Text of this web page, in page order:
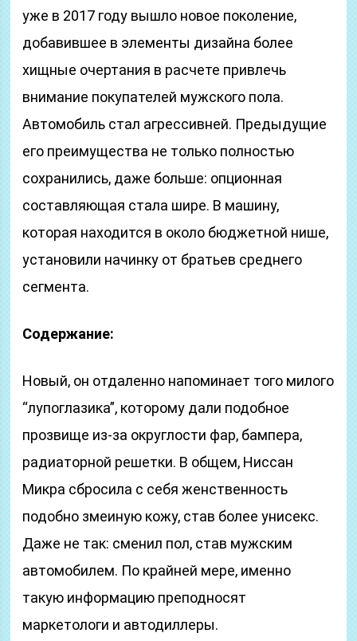
уже в 2017 году вышло новое поколение,
добавившее в элементы дизайна более
хищные очертания в расчете привлечь
внимание покупателей мужского пола.
Автомобиль стал агрессивней. Предыдущие
его преимущества не только полностью
сохранились, даже больше: опционная
составляющая стала шире. В машину,
которая находится в около бюджетной нише,
установили начинку от братьев среднего
сегмента.
Содержание:
Новый, он отдаленно напоминает того милого
“лупоглазика”, которому дали подобное
прозвище из-за округлости фар, бампера,
радиаторной решетки. В общем, Ниссан
Микра сбросила с себя женственность
подобно змеиную кожу, став более унисекс.
Даже не так: сменил пол, став мужским
автомобилем. По крайней мере, именно
такую информацию преподносят
маркетологи и автодиллеры.